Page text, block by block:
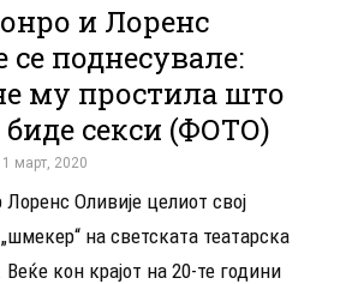
и Лоренс
се поднесувале:
му простила што
секси (ФОТО)
1 март, 2020
Оливије целиот свој
на светската театарска
кон крајот на 20-те години